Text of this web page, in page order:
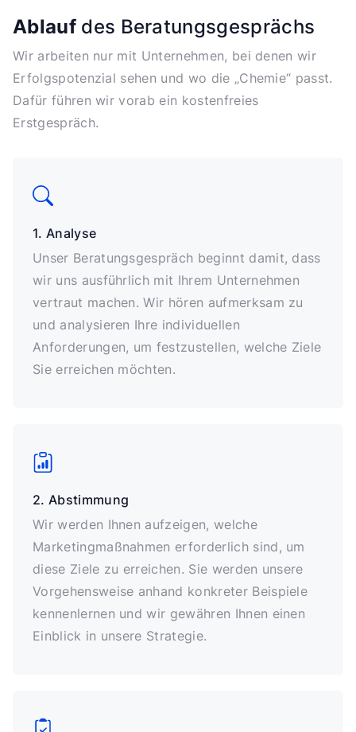
Ablaufdes Beratungsgesprächs
Wir arbeiten nur mit Unternehmen, bei denen wir
Erfolgspotenzial sehen und wo die „Chemie“ passt.
Dafür führen wir vorab ein kostenfreies
Erstgespräch.
1. Analyse
Unser Beratungsgespräch beginnt damit, dass
wir uns ausführlich mit Ihrem Unternehmen
vertraut machen. Wir hören aufmerksam zu
und analysieren Ihre individuellen
Anforderungen, um festzustellen, welche Ziele
Sie erreichen möchten.
2. Abstimmung
Wir werden Ihnen aufzeigen, welche
Marketingmaßnahmen erforderlich sind, um
diese Ziele zu erreichen. Sie werden unsere
Vorgehensweise anhand konkreter Beispiele
kennenlernen und wir gewähren Ihnen einen
Einblick in unsere Strategie.